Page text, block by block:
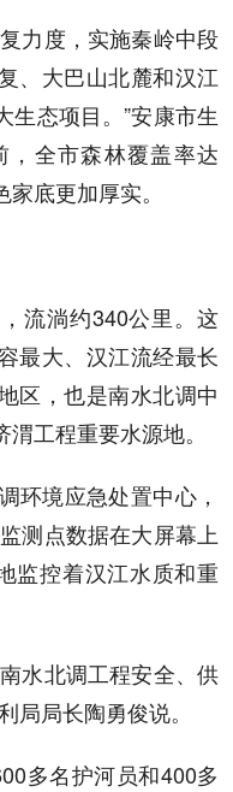
力度，实施秦岭中段
、大巴山北麓和汉江
生态项目。”安康市生
全市森林覆盖率达
底更加厚实。
流淌约340公里。这
最大、汉江流经最长
区，也是南水北调中
工程重要水源地。
环境应急处置中心，
测点数据在大屏幕上
监控着汉江水质和重
水北调工程安全、供
局局长陶勇俊说。
多名护河员和400多